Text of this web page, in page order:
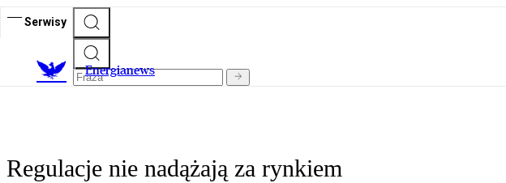
Serwisy
Energianews
Regulacje nie nadążają za rynkiem